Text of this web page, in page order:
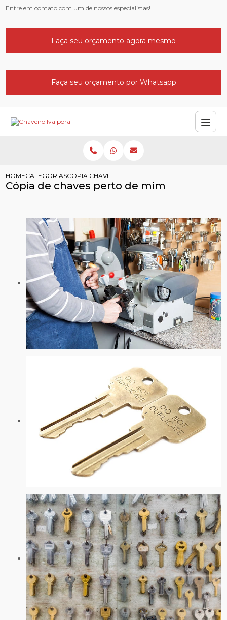
Entre em contato com um de nossos especialistas!
Faça seu orçamento agora mesmo
Faça seu orçamento por Whatsapp
HOMECATEGORIASCOPIA CHAVES PERTO MIM
Cópia de chaves perto de mim